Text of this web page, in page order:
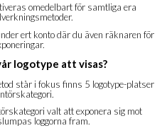
omedelbart för samtliga era
ert konto där du även räknaren för
logotype att visas?
står i fokus finns 5 logotype-platser
valt att exponera sig mot
loggorna fram.